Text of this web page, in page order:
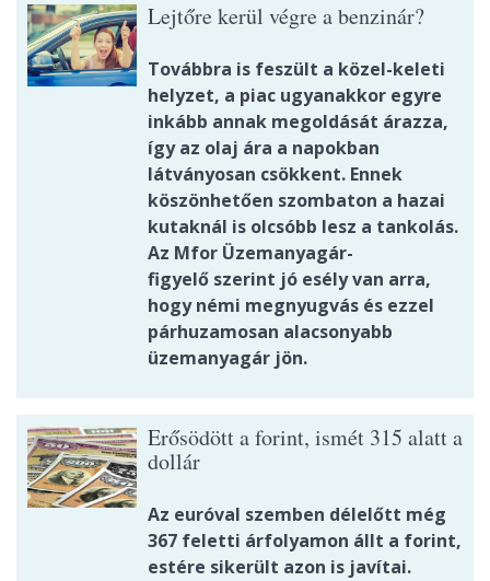
Lejtőre kerül végre a benzinár?
Továbbra is feszült a közel-keleti
helyzet, a piac ugyanakkor egyre
inkább annak megoldását árazza,
így az olaj ára a napokban
látványosan csökkent. Ennek
köszönhetően szombaton a hazai
kutaknál is olcsóbb lesz a tankolás.
Az Mfor Üzemanyagár-
figyelő szerint jó esély van arra,
hogy némi megnyugvás és ezzel
párhuzamosan alacsonyabb
üzemanyagár jön.
Erősödött a forint, ismét 315 alatt a
dollár
Az euróval szemben délelőtt még
367 feletti árfolyamon állt a forint,
estére sikerült azon is javítai.